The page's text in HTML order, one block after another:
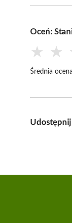
Oceń:
★ ★
Średnia
Udostępnij